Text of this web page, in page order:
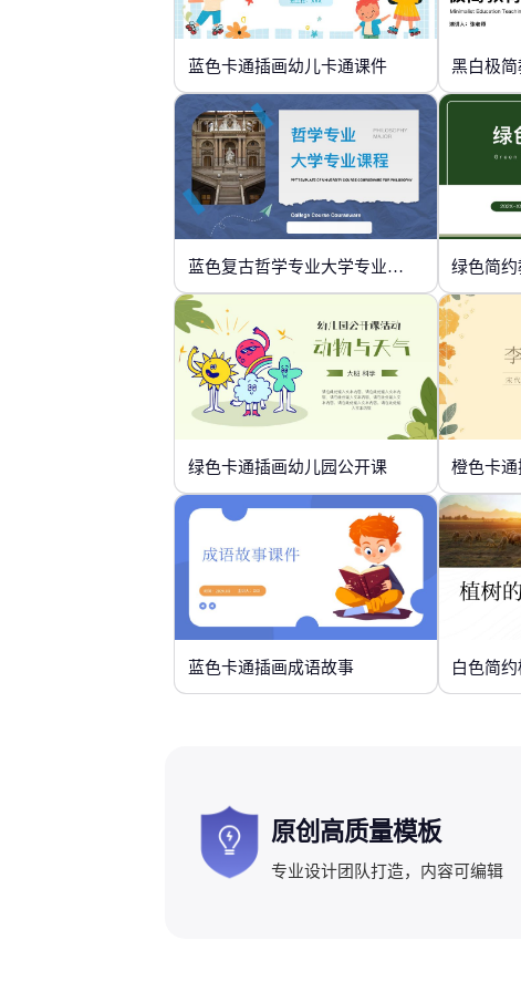
蓝色卡通插画幼儿卡通课件 黑白极
蓝色复古哲学专业大学专业课程 绿色简
绿色卡通插画幼儿园公开课 橙色卡
蓝色卡通插画成语故事 白色简
原创高质量模板
专业设计团队打造，内容可编辑